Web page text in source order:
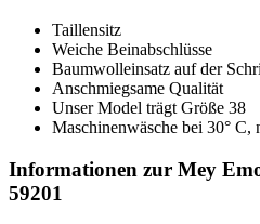
Taillensitz
Weiche Beinabschlüsse
Baumwolleinsatz auf der
Anschmiegsame Qualität
Unser Model trägt Größe 38
Maschinenwäsche bei 30° C,
Informationen zur Mey
59201